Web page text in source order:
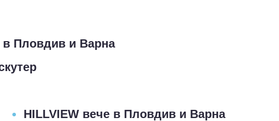
и Варна
HILLVIEW вече в Пловдив и Варна